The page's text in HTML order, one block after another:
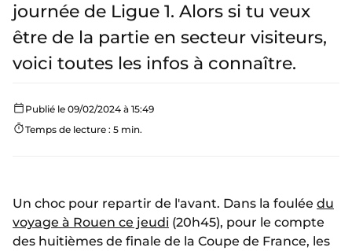
journée de Ligue 1. Alors si tu veux
être de la partie en secteur visiteurs,
voici toutes les infos à connaître.
Publié le 09/02/2024 à 15:49
Temps de lecture : 5 min.
Un choc pour repartir de l'avant. Dans la foulée du
voyage à Rouen ce jeudi (20h45), pour le compte
des huitièmes de finale de la Coupe de France, les